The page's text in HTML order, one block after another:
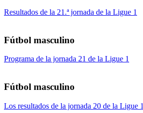
Resultados de la 21.ª jornada de la Ligue 1
Fútbol masculino
Programa de la jornada 21 de la Ligue 1
Fútbol masculino
Los resultados de la jornada 20 de la Ligue 1